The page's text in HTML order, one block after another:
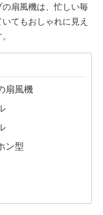
扇風機は、忙しい毎
てもおしゃれに見え
扇風機
ン型